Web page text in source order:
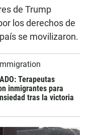
de Trump
los derechos de
se movilizaron.
Terapeutas
inmigrantes para
tras la victoria